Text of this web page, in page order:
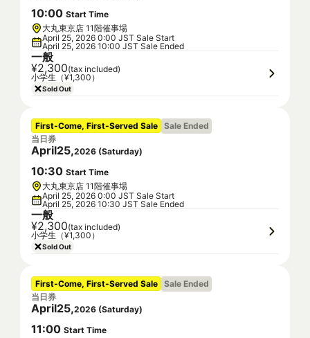
10:00 Start Time
大丸東京店 11階催事場
April 25, 2026 0:00 JST Sale Start
April 25, 2026 10:00 JST Sale Ended
一般
¥2,300(tax included)
小学生（¥1,300）
Sold Out
First-Come, First-Served Sale Sale Ended
当日券
April25,2026 (Saturday)
10:30 Start Time
大丸東京店 11階催事場
April 25, 2026 0:00 JST Sale Start
April 25, 2026 10:30 JST Sale Ended
一般
¥2,300(tax included)
小学生（¥1,300）
Sold Out
First-Come, First-Served Sale Sale Ended
当日券
April25,2026 (Saturday)
11:00 Start Time